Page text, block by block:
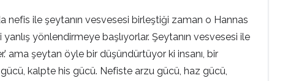
nefis ile şeytanın vesvesesi birleştiği zaman o Hannas
yönlendirmeye başlıyorlar. Şeytanın vesvesesi ile
ama şeytan öyle bir düşündürtüyor ki insanı, bir
kalpte his gücü. Nefiste arzu gücü, haz gücü,